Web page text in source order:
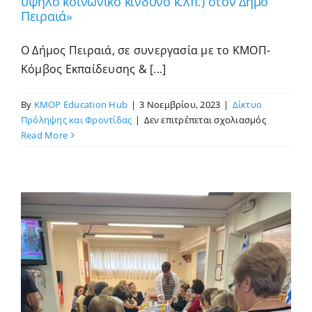
Πειραιά»
Ο Δήμος Πειραιά, σε συνεργασία με το ΚΜΟΠ-
Κόμβος Εκπαίδευσης & [...]
By KMOP Education Hub | 3 Νοεμβρίου, 2023 | Δίκτυο
Πρόληψης και Φροντίδας | Δεν επιτρέπεται σχολιασμόςστο
Πλαίσιο
της
Πράξης:
«Δίκτυο
Υπηρεσιών
Πρόληψης
και
Read More